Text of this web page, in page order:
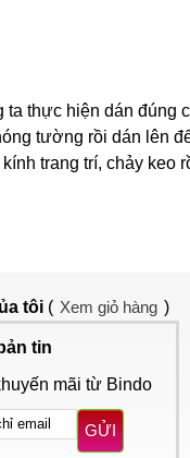
thực hiện dán đúng
tường rồi dán lên
trang trí, chảy keo
tôi ( Xem giỏ hàng )
tin
mãi từ Bindo
GỬI